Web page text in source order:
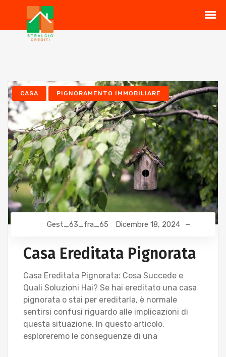
CASA PIGNORAMENTO IMMOBILIARE
Gest_63_fra_65 Dicembre 18, 2024
Casa Ereditata Pignorata
Casa Ereditata Pignorata: Cosa Succede e
Quali Soluzioni Hai? Se hai ereditato una casa
pignorata o stai per ereditarla, è normale
sentirsi confusi riguardo alle implicazioni di
questa situazione. In questo articolo,
esploreremo le conseguenze di una